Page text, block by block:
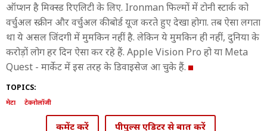
ऑप्शन है मिक्स्ड रिएलिटी के लिए. Ironman फिल्मों में टोनी स्टार्क को
वर्चुअल स्क्रीन और वर्चुअल कीबोर्ड यूज करते हुए देखा होगा. तब ऐसा लगता
था ये असल जिंदगी में मुमकिन नहीं है. लेकिन ये मुमकिन ही नहीं, दुनिया के
करोड़ों लोग हर दिन ऐसा कर रहे हैं. Apple Vision Pro हो या Meta
Quest - मार्केट में इस तरह के डिवाइसेज आ चुके हैं.
TOPICS:
मेटा टेक्नोलॉजी
कमेंट करें पीपुल्स एडिटर से बात करें